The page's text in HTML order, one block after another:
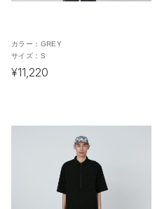
カラー： GREY
サイズ： S
¥11,220